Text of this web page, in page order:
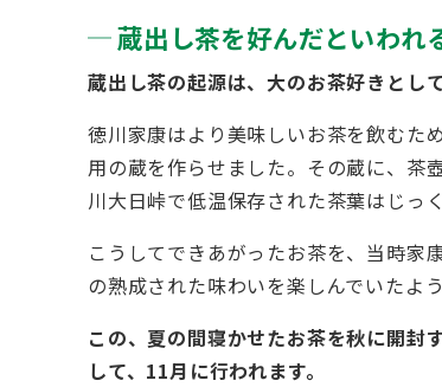
蔵出し茶を好んだといわれ
蔵出し茶の起源は、大のお茶好きとし
徳川家康はより美味しいお茶を飲むた
用の蔵を作らせました。その蔵に、茶
川大日峠で低温保存された茶葉はじっ
こうしてできあがったお茶を、当時家
の熟成された味わいを楽しんでいたよ
この、夏の間寝かせたお茶を秋に開封
して、11月に行われます。